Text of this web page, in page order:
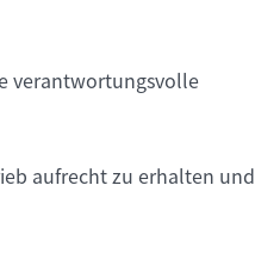
verantwortungsvolle
aufrecht zu erhalten und